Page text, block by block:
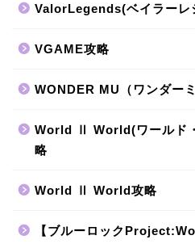
ValorLegends(ベイラーレ
VGAME攻略
WONDER MU（ワンダー
World Ⅱ World(ワールド
略
World Ⅱ World攻略
【ブルーロック